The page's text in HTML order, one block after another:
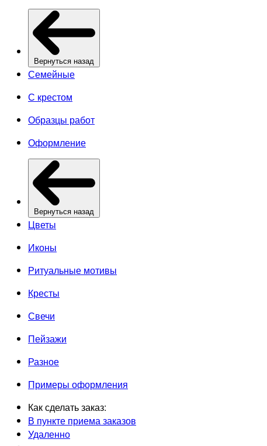
Вернуться назад
Семейные
С крестом
Образцы работ
Оформление
Вернуться назад
Цветы
Иконы
Ритуальные мотивы
Кресты
Свечи
Пейзажи
Разное
Примеры оформления
Как сделать заказ:
В пункте приема заказов
Удаленно